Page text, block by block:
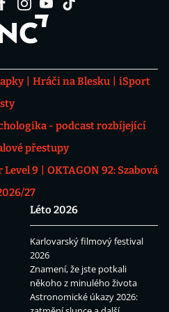
Hráči na Blesku
iSport
- podcast rozbíjející
přestupy
Level 9
OKTAGON 92: Szabová
27
Léto 2026
Karlovarský filmový festival
2026
Znamení, že jste potkali
někoho z minulého života
Astronomické úkazy 2026: